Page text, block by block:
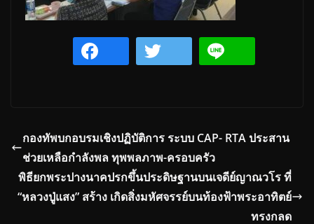
กองทัพบกอบรมเชิงปฏิบัติการ ระบบ CAP- RTA ประสาน
ช่วยเหลือกำลังพล ทุพพลภาพ-ครอบครัว
พิธียกพระปางนาคปรกขึ้นประดิษฐานบนเจดีย์ญาณวโร ที่
“หลวงปู่แสง” สร้าง เกิดสิ่งมหัศจรรย์บนท้องฟ้าพระอาทิตย์
ทรงกลด